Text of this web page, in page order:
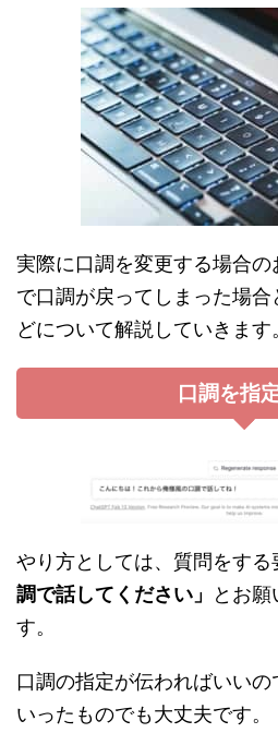
実際に口調を変更する場合
で口調が戻ってしまった場
どについて解説していきます
口調を指
やり方としては、質問をする
調で話してください」
とお願
す。
口調の指定が伝わればいい
いったものでも大丈夫です。